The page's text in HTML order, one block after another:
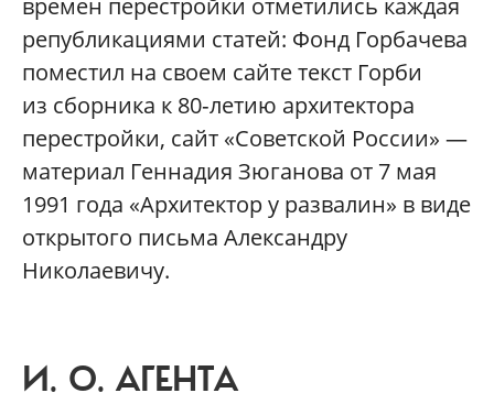
времен перестройки отметились каждая
републикациями статей: Фонд Горбачева
поместил на своем сайте текст Горби
из сборника к 80‑летию архитектора
перестройки, сайт «Советской России» —
материал Геннадия Зюганова от 7 мая
1991 года «Архитектор у развалин» в виде
открытого письма Александру
Николаевичу.
И. О. АГЕНТА